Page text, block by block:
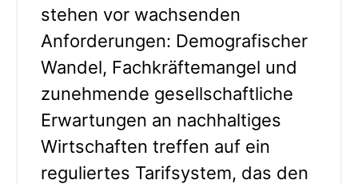
stehen vor wachsenden
Anforderungen: Demografischer
Wandel, Fachkräftemangel und
zunehmende gesellschaftliche
Erwartungen an nachhaltiges
Wirtschaften treffen auf ein
reguliertes Tarifsystem, das den